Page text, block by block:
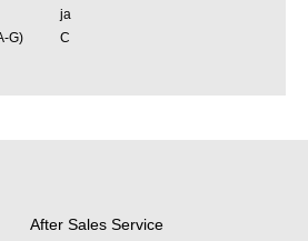
ja
G)
C
After Sales Service